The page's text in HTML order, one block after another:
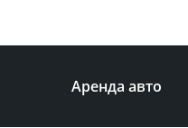
Аренда авто